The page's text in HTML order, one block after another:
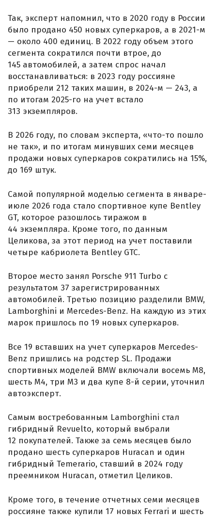
Так, эксперт напомнил, что в 2020 году в России
было продано 450 новых суперкаров, а в 2021-м
— около 400 единиц. В 2022 году объем этого
сегмента сократился почти втрое, до
145 автомобилей, а затем спрос начал
восстанавливаться: в 2023 году россияне
приобрели 212 таких машин, в 2024-м — 243, а
по итогам 2025-го на учет встало
313 экземпляров.
В 2026 году, по словам эксперта, «что-то пошло
не так», и по итогам минувших семи месяцев
продажи новых суперкаров сократились на 15%,
до 169 штук.
Самой популярной моделью сегмента в январе-
июле 2026 года стало спортивное купе Bentley
GT, которое разошлось тиражом в
44 экземпляра. Кроме того, по данным
Целикова, за этот период на учет поставили
четыре кабриолета Bentley GTC.
Второе место занял Porsche 911 Turbo с
результатом 37 зарегистрированных
автомобилей. Третью позицию разделили BMW,
Lamborghini и Mercedes-Benz. На каждую из этих
марок пришлось по 19 новых суперкаров.
Все 19 вставших на учет суперкаров Mercedes-
Benz пришлись на родстер SL. Продажи
спортивных моделей BMW включали восемь M8,
шесть M4, три M3 и два купе 8-й серии, уточнил
автоэксперт.
Самым востребованным Lamborghini стал
гибридный Revuelto, который выбрали
12 покупателей. Также за семь месяцев было
продано шесть суперкаров Huracan и один
гибридный Temerario, ставший в 2024 году
преемником Huracan, отметил Целиков.
Кроме того, в течение отчетных семи месяцев
россияне также купили 17 новых Ferrari и шесть